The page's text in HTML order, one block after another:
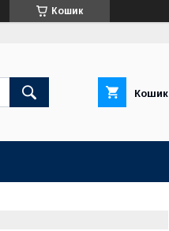
Кошик
Кошик